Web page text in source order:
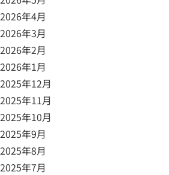
2026年4月
2026年3月
2026年2月
2026年1月
2025年12月
2025年11月
2025年10月
2025年9月
2025年8月
2025年7月